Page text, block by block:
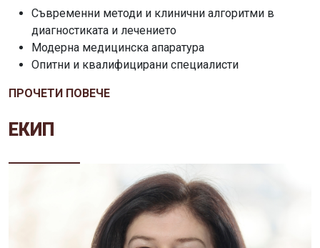
Съвременни методи и клинични алгоритми в
диагностиката и лечението
Модерна медицинска апаратура
Опитни и квалифицирани специалисти
ПРОЧЕТИ ПОВЕЧЕ
ЕКИП